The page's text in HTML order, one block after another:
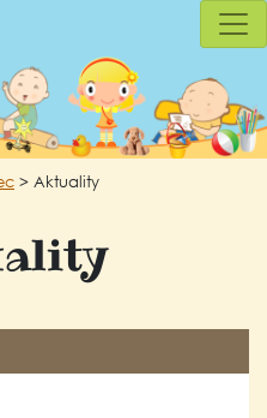
> Aktuality